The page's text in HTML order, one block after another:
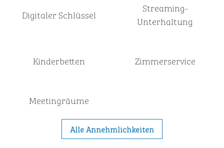
Digitaler Schlüssel
Streaming-
Unterhaltung
Kinderbetten Zimmer­service
Meeting­räume
Alle Annehmlichkeiten